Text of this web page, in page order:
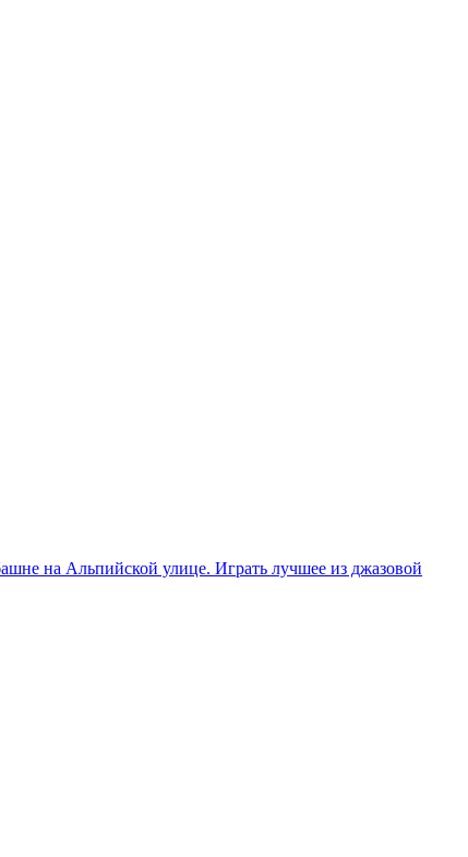
на Альпийской улице. Играть лучшее из джазовой